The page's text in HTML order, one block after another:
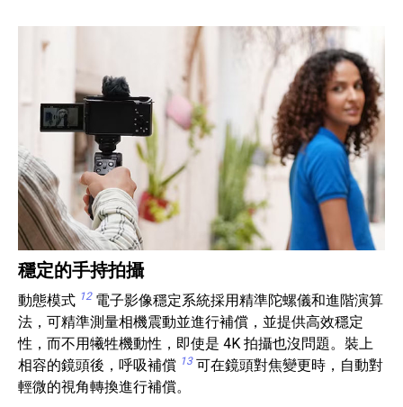
穩定的手持拍攝
動態模式 12電子影像穩定系統採用精準陀螺儀和進階演算
法，可精準測量相機震動並進行補償，並提供高效穩定
性，而不用犧牲機動性，即使是 4K 拍攝也沒問題。裝上
相容的鏡頭後，呼吸補償 13可在鏡頭對焦變更時，自動對
輕微的視角轉換進行補償。